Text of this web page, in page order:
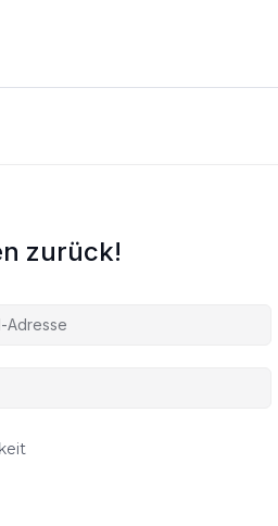
zurück!